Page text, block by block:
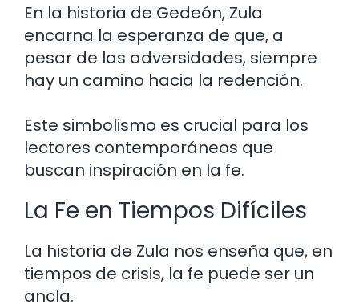
En la historia de Gedeón, Zula
encarna la esperanza de que, a
pesar de las adversidades, siempre
hay un camino hacia la redención.
Este simbolismo es crucial para los
lectores contemporáneos que
buscan inspiración en la fe.
La Fe en Tiempos Difíciles
La historia de Zula nos enseña que, en
tiempos de crisis, la fe puede ser un
ancla.